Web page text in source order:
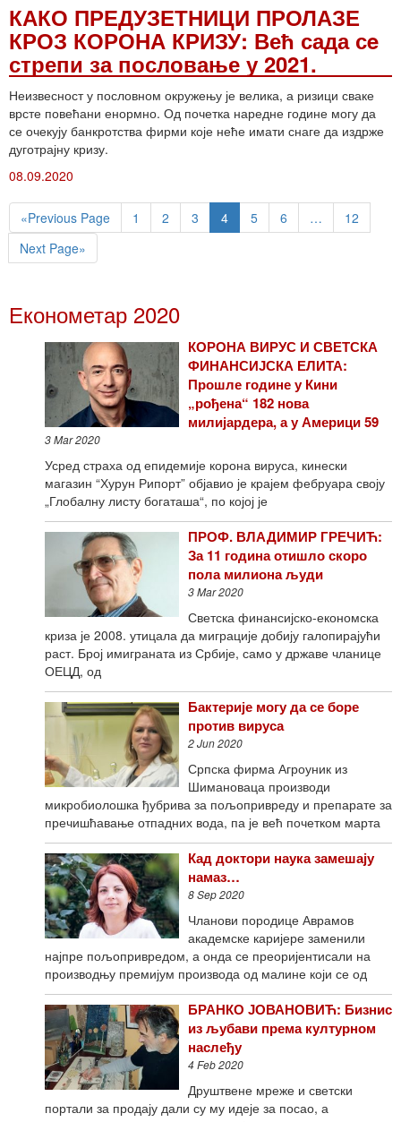
КАКО ПРЕДУЗЕТНИЦИ ПРОЛАЗЕ
КРОЗ КОРОНА КРИЗУ: Већ сада сe
стрепи за пословање у 2021.
Неизвесност у пословном окружењу је велика, а ризици сваке
врсте повећани енормно. Од почетка наредне године могу да
се очекују банкротства фирми које неће имати снаге да издрже
дуготрајну кризу.
08.09.2020
«Previous Page 1 2 3 4 5 6 …
12
Next Page»
Економетар 2020
КОРОНА ВИРУС И СВЕТСКА
ФИНАНСИЈСКА ЕЛИТА:
Прошле године у Кини
„рођена“ 182 нова
милијардера, а у Америци 59
3 Mar 2020
Усред страха од епидемије корона вируса, кинески
магазин “Хурун Рипорт” објавио је крајем фебруара своју
„Глобалну листу богаташа“, по којој је
ПРОФ. ВЛАДИМИР ГРЕЧИЋ:
За 11 година отишло скоро
пола милиона људи
3 Mar 2020
Светска финансијско-економска
криза је 2008. утицала да миграције добију галопирајући
раст. Број имиграната из Србије, само у државе чланице
ОЕЦД, од
Бактерије могу да се боре
против вируса
2 Jun 2020
Српска фирма Агроуник из
Шимановаца производи
микробиолошка ђубрива за пољопривреду и препарате за
пречишћавање отпадних вода, па је већ почетком марта
Кад доктори наука замешају
намаз…
8 Sep 2020
Чланови породице Аврамов
академске каријере заменили
најпре пољопривредом, а онда се преоријентисали на
производњу премијум производа од малине који се од
БРАНКО ЈОВАНОВИЋ: Бизнис
из љубави према културном
наслеђу
4 Feb 2020
Друштвене мреже и светски
портали за продају дали су му идеје за посао, а